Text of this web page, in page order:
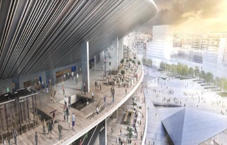
Un rendering del progetto
La società giapponese protagonista del progetto ha
già realizzato in passato il Nigata Stadium di Nigata,
la Saitama Super Arena e il Wakayama Big Whale.
Il Nikken Sekkei, con i suoi oltre cento anni di storia,